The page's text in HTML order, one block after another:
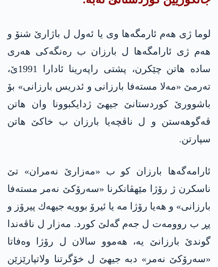
لوما ژی هه‌م ئارمگه‌ها وی یا ئه‌ول ل باژارێ شنۆ و
هه‌م ژی ئارامگه‌ها ل بارزان ب ره‌نگه‌كی هه‌ری
ساده‌ هاتن چێكرن، پشتی راپەرینا ئادارا 1991ێ،
تەرمێ «مه‌لا مستەفا بارزانی و ئدریس بارزانی» بۆ
باشوورێ کوردستانێ جیھێ ژدایکبوونا وان ھاتن
ڤەگوھه‌ستن و ل ناڤچەیا بارزان ب خاکێ ھاتن
سپارتن.
ئارامه‌گه‌ها بارزان كو ب «مه‌زارێ نه‌مران» تێ
ناسكرن ژ رۆژا مێهڤانكرنا «سه‌رۆكێ نه‌مر مسته‌فا
بارزانی» و هه‌یا رۆژا مه‌ یا ئیرۆ بوویه‌ جیهه‌ك پیرۆز و
پڕ ب روومه‌ت ل جه‌م گه‌لێ كورد. مه‌زار ل ناڤه‌ندا
گوندێ بارزانێ یه‌، هەموو سالان ل رۆژا وەفاتا
«سه‌رۆكێ نه‌مر» دبه‌ جیهێ ل خۆگرتنا ولاتپارێزێن